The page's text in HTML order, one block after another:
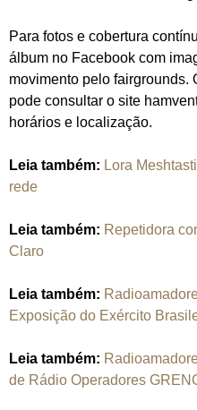
Para fotos e cobertura
álbum no Facebook com
movimento pelo fairgrounds.
pode consultar o site
horários e localização.
Leia também: Lora
rede
Leia também: Repetidora
Claro
Leia também:
Exposição do Exército
Leia também:
de Rádio Operadores